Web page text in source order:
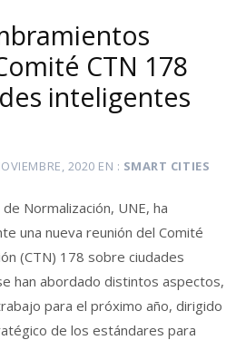
CTN 178
inteligentes
2020 EN SMART CITIES
Normalización, UNE, ha
una nueva reunión del Comité
(CTN) 178 sobre ciudades
han abordado distintos aspectos,
para el próximo año, dirigido
de los estándares para